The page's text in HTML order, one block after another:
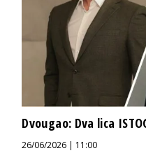
Dvougao: Dva lica
26/06/2026 | 11:00